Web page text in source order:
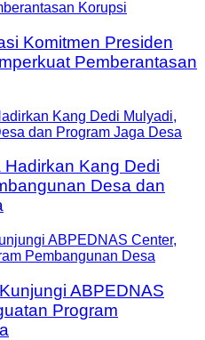
Komitmen Presiden
Pemberantasan
Kang Dedi
Desa dan
ABPEDNAS
Program